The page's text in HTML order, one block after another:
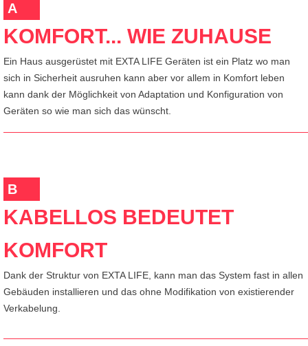
A
KOMFORT... WIE ZUHAUSE
Ein Haus ausgerüstet mit EXTA LIFE Geräten ist ein Platz wo man
sich in Sicherheit ausruhen kann aber vor allem in Komfort leben
kann dank der Möglichkeit von Adaptation und Konfiguration von
Geräten so wie man sich das wünscht.
B
KABELLOS BEDEUTET
KOMFORT
Dank der Struktur von EXTA LIFE, kann man das System fast in allen
Gebäuden installieren und das ohne Modifikation von existierender
Verkabelung.